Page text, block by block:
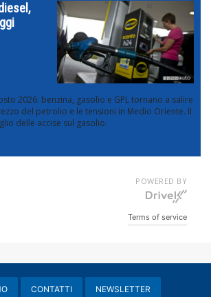
2026: benzina, gasolio e GPL tornano a salire
del petrolio e le tensioni in Medio Oriente. Il
delle accise sul gasolio.
POWERED BY
Terms of service
CONTATTI NEWSLETTER